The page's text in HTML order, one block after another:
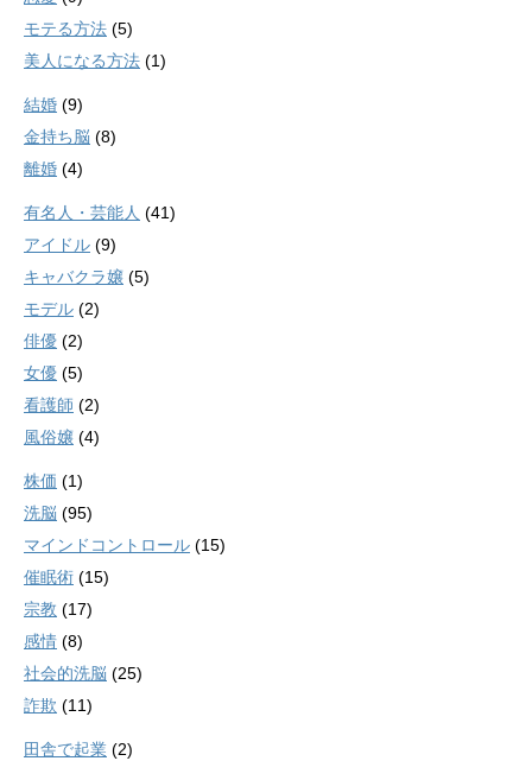
モテる方法 (5)
美人になる方法 (1)
結婚 (9)
金持ち脳 (8)
離婚 (4)
有名人・芸能人 (41)
アイドル (9)
キャバクラ嬢 (5)
モデル (2)
俳優 (2)
女優 (5)
看護師 (2)
風俗嬢 (4)
株価 (1)
洗脳 (95)
マインドコントロール (15)
催眠術 (15)
宗教 (17)
感情 (8)
社会的洗脳 (25)
詐欺 (11)
田舎で起業 (2)